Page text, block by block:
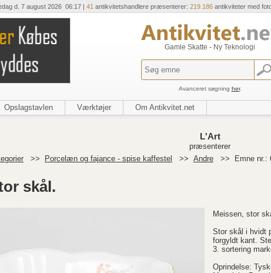
d. 7 august 2026 06:17 | 41 antikvitetshandlere præsenterer: 219.186antikviteter med
Gamle Skatte - Ny Teknologi
Avanceret søgning her.
Opslagstavlen Værktøjer Om Antikvitet.net
L'Art
præsenterer
>> Porcelæn og fajance - spise kaffestel >> Andre >> Emne nr.:
skål.
Meissen, stor
Stor skål i hvidt
forgyldt kant.
3. sortering
Oprindelse: